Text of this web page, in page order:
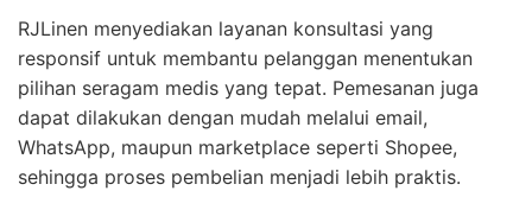
RJLinen menyediakan layanan konsultasi yang
responsif untuk membantu pelanggan menentukan
pilihan seragam medis yang tepat. Pemesanan juga
dapat dilakukan dengan mudah melalui email,
WhatsApp, maupun marketplace seperti Shopee,
sehingga proses pembelian menjadi lebih praktis.